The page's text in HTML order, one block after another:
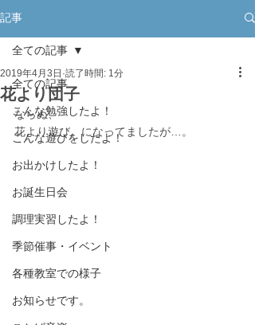
記事
全ての記事
こんな勉強したよ！
こんな遊びをしたよ！
お出かけしたよ！
お誕生日会
調理実習したよ！
季節催事・イベント
各種教室での様子
お知らせです。
全ての記事
花より団子
2019年4月3日 読了時間: 1分
ならぬ、
花より遊び。になってましたが…。